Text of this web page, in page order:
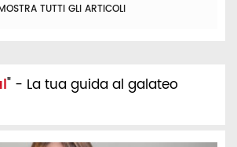
TUTTI GLI ARTICOLI
" - La tua guida al galateo